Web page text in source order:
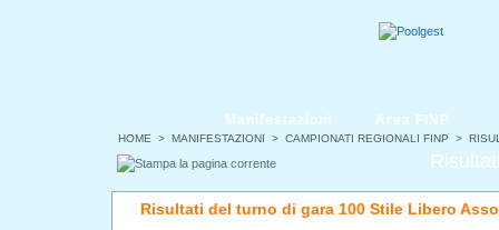
HOME > MANIFESTAZIONI > CAMPIONATI REGIONALI FINP >
Manifestazioni Area FINP
Risultati del turno di gara 100 Stile Libero